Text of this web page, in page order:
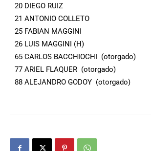
20 DIEGO RUIZ
21 ANTONIO COLLETO
25 FABIAN MAGGINI
26 LUIS MAGGINI (H)
65 CARLOS BACCHIOCHI (otorgado)
77 ARIEL FLAQUER (otorgado)
88 ALEJANDRO GODOY (otorgado)